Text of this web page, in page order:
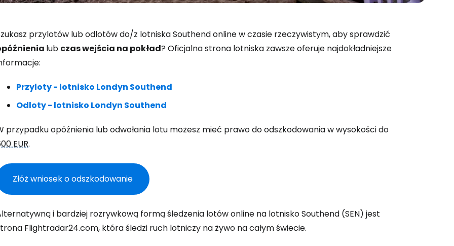
przylotów lub odlotów do/z lotniska Southend online w czasie rzeczywistym, aby sprawdzić
lub czas wejścia na pokład? Oficjalna strona lotniska zawsze oferuje najdokładniejsze
Przyloty - lotnisko Londyn Southend
Odloty - lotnisko Londyn Southend
przypadku opóźnienia lub odwołania lotu możesz mieć prawo do odszkodowania w wysokości do
EUR.
Złóż wniosek o odszkodowanie
i bardziej rozrywkową formą śledzenia lotów online na lotnisko Southend (SEN) jest
Flightradar24.com, która śledzi ruch lotniczy na żywo na całym świecie.
Zaloguj się do Cestee